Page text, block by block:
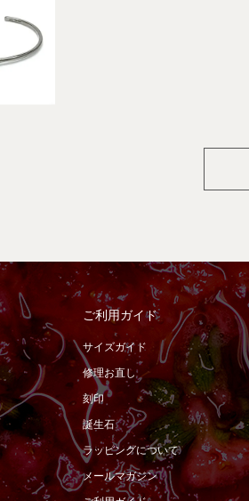
ご利用ガイド
サイズガイド
修理お直し
刻印
誕生石
ラッピングについて
メールマガジン